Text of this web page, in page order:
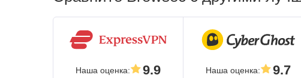
Наша оценка: 9.9 Наша оценка: 9.7